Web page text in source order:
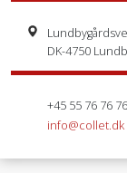
DK-4750
+45 55 76 76 76
info@collet.dk